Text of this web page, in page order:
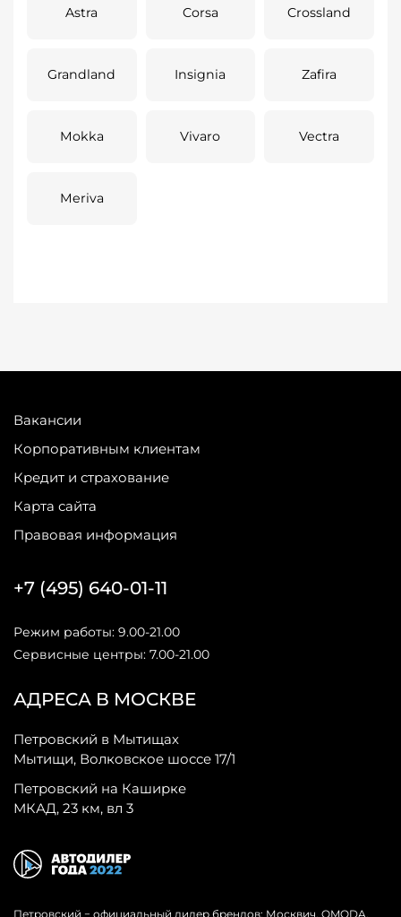
Astra Corsa Crossland
Grandland Insignia Zafira
Mokka Vivaro Vectra
Meriva
Вакансии
Корпоративным клиентам
Кредит и страхование
Карта сайта
Правовая информация
АДРЕСА В МОСКВЕ
Петровский в Мытищах
Мытищи, Волковское шоссе 17/1
Петровский на Каширке
МКАД, 23 км, вл 3
+7 (495) 640-01-11
Режим работы: 9.00-21.00
Сервисные центры: 7.00-21.00
Петровский − официальный дилер брендов: Москвич, OMODA,